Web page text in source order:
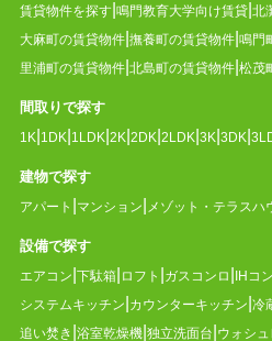
賃貸物件を探す 鳴門教育大学向け賃貸 北
大麻町の賃貸物件 撫養町の賃貸物件 鳴門
里浦町の賃貸物件 北島町の賃貸物件 松茂
間取りで探す
1K 1DK 1LDK 2K 2DK 2LDK 3K 3DK
建物で探す
アパート マンション メゾット・テラスハ
設備で探す
エアコン 下駄箱 ロフト ガスコンロ IHコ
システムキッチン カウンターキッチン 冷
追い焚き 浴室乾燥機 独立洗面台 ウォシュ